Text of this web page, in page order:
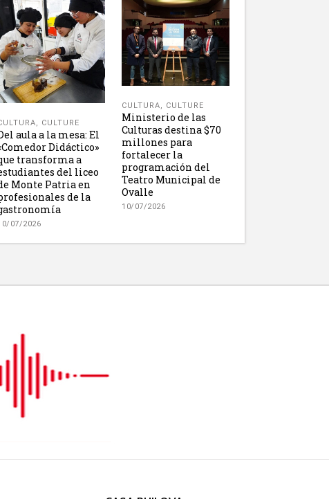
, CULTURE
aula a la mesa: El
Didáctico»
transforma a
del liceo
Monte Patria en
de la
07/2026
CULTURA, CULTURE
Ministerio de las
Culturas destina $70
millones para
fortalecer la
programación del
Teatro Municipal de
Ovalle
10/07/2026